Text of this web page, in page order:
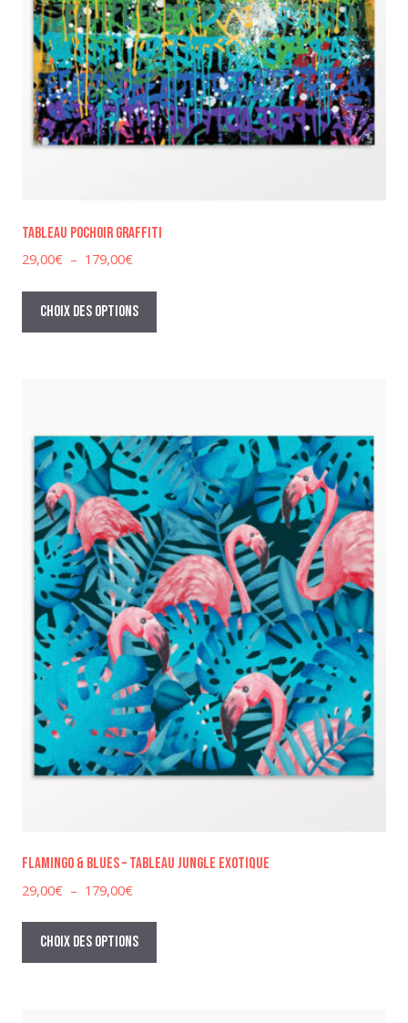
Tableau pochoir graffiti
29,00€ – 179,00€Plage
prix :
29,00€
à
Choix des options
Ce
a
peuvent
être
choisies
sur
la
page
du
produit
Flamingo & Blues – Tableau jungle exotique
29,00€ – 179,00€Plage
prix :
29,00€
à
Choix des options
Ce
a